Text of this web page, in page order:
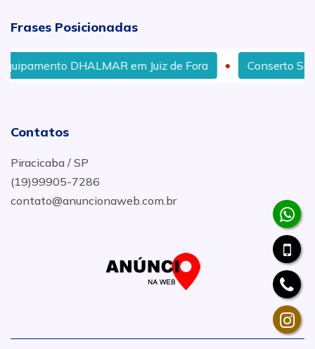
Frases Posicionadas
em Juiz de Fora Conserto Servo Motor
Contatos
Piracicaba / SP
(19)99905-7286
contato@anuncionaweb.com.br